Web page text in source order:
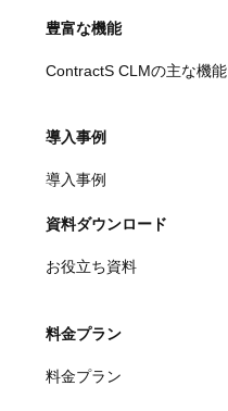
豊富な機能
ContractS CLMの主な機能
導入事例
導入事例
資料ダウンロード
お役立ち資料
料金プラン
料金プラン